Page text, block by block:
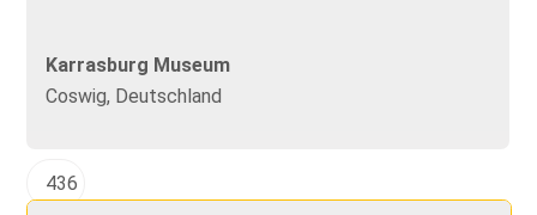
Karrasburg Museum
Coswig, Deutschland
436